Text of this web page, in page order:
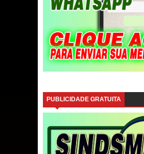
PUBLICIDADE GRATUITA